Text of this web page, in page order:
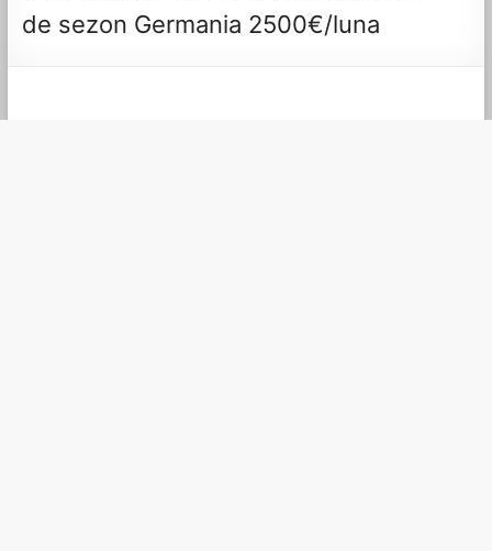
de sezon Germania 2500€/luna